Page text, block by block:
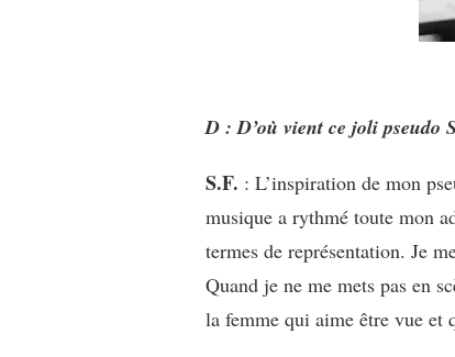
D : D’où vient ce joli pseudo
S.F. : L’inspiration de mon
musique a rythmé toute mon
termes de représentation. Je
Quand je ne me mets pas en
la femme qui aime être vue et